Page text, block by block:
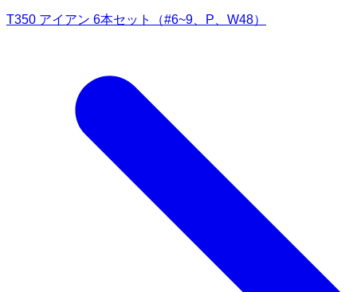
T350 アイアン 6本セット（#6~9、P、W48）